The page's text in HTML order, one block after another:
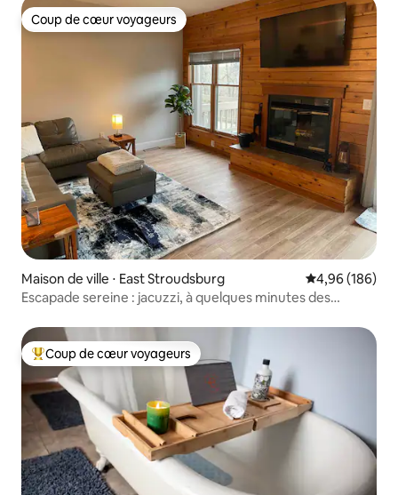
Coup de cœur voyageurs
Coup de cœur voyageurs
Maison de ville ⋅ East Stroudsburg Évaluation
4,96 (186)
Escapade sereine : jacuzzi, à quelques minutes des
Coups de cœur voyageurs les plus appréciés
Coup de cœur voyageurs